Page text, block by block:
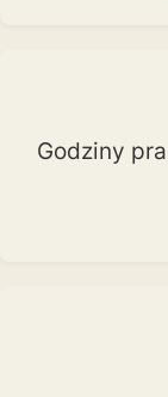
Godziny